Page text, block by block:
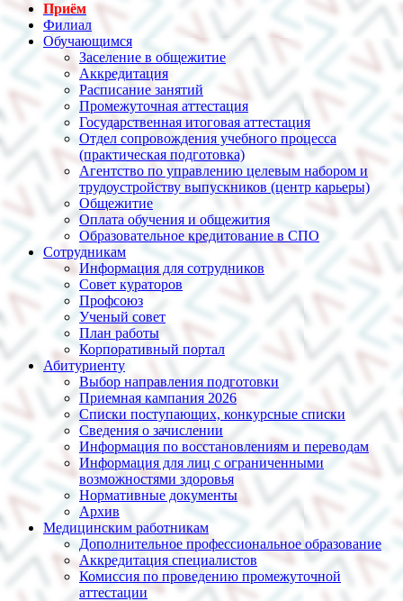
Приём
Филиал
Обучающимся
Заселение в общежитие
Аккредитация
Расписание занятий
Промежуточная аттестация
Государственная итоговая аттестация
Отдел сопровождения учебного процесса
(практическая подготовка)
Агентство по управлению целевым набором и
трудоустройству выпускников (центр карьеры)
Общежитие
Оплата обучения и общежития
Образовательное кредитование в СПО
Сотрудникам
Информация для сотрудников
Совет кураторов
Профсоюз
Ученый совет
План работы
Корпоративный портал
Абитуриенту
Выбор направления подготовки
Приемная кампания 2026
Списки поступающих, конкурсные списки
Сведения о зачислении
Информация по восстановлениям и переводам
Информация для лиц с ограниченными
возможностями здоровья
Нормативные документы
Архив
Медицинским работникам
Дополнительное профессиональное образование
Аккредитация специалистов
Комиссия по проведению промежуточной
аттестации